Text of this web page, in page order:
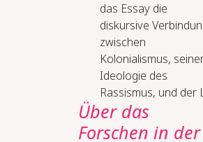
das Essay die
diskursive
zwischen
Kolonialismus,
Ideologie des
Rassismus, und der
Über das
Forschen in der